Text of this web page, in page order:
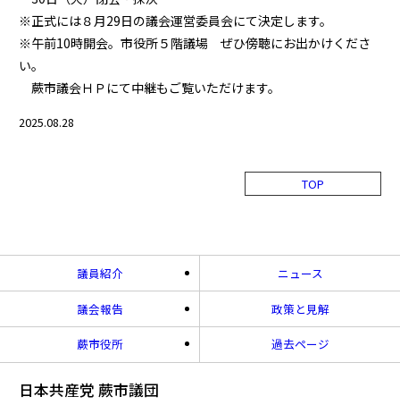
※正式には８月29日の議会運営委員会にて決定します。
※午前10時開会。市役所５階議場 ぜひ傍聴にお出かけくださ
い。
蕨市議会ＨＰにて中継もご覧いただけます。
2025.08.28
TOP
議員紹介 ニュース
議会報告 政策と見解
蕨市役所 過去ページ
日本共産党 蕨市議団